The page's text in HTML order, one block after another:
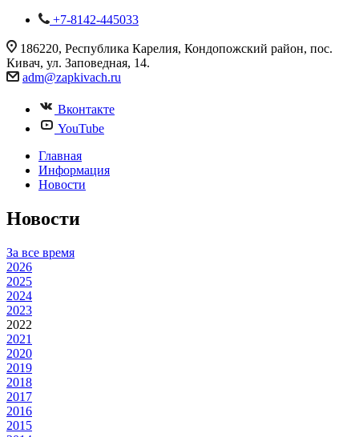
+7-8142-445033
186220, Республика Карелия, Кондопожский район, пос.
Кивач, ул. Заповедная, 14.
adm@zapkivach.ru
Вконтакте
YouTube
Главная
Информация
Новости
Новости
За все время
2026
2025
2024
2023
2022
2021
2020
2019
2018
2017
2016
2015